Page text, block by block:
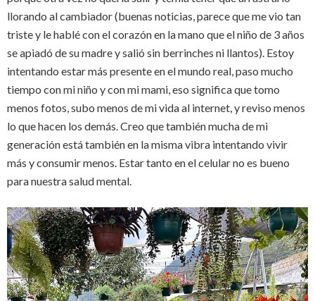
llorando al cambiador (buenas noticias, parece que me vio tan
triste y le hablé con el corazón en la mano que el niño de 3 años
se apiadó de su madre y salió sin berrinches ni llantos). Estoy
intentando estar más presente en el mundo real, paso mucho
tiempo con mi niño y con mi mami, eso significa que tomo
menos fotos, subo menos de mi vida al internet, y reviso menos
lo que hacen los demás. Creo que también mucha de mi
generación está también en la misma vibra intentando vivir
más y consumir menos. Estar tanto en el celular no es bueno
para nuestra salud mental.